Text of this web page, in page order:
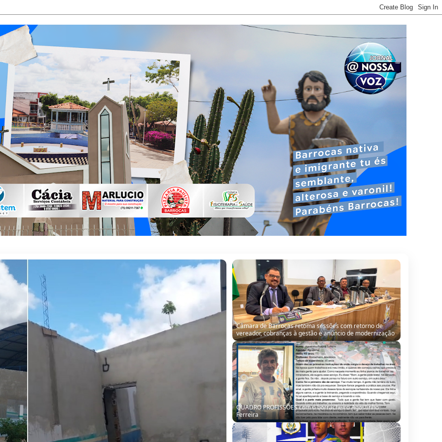
QUADRO PROFISSÕES com o borracheiro Agostinho
Ferreira
Seleção de Barrocas encara Santanópolis no terceiro
teste para o Intermunicipal 2026